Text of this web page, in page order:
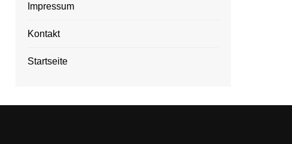
Impressum
Kontakt
Startseite